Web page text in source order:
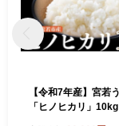
【令和7年産】宮若
「ヒノヒカリ」